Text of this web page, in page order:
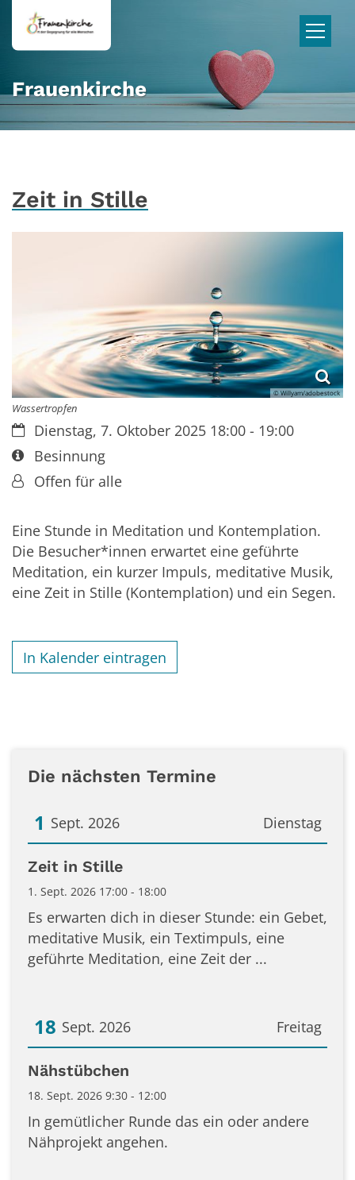
Zum Inhalt springen
Frauenkirche
Zeit in Stille
© Willyam/adobestock
Wassertropfen
Datum:Dienstag, 7. Oktober 2025 18:00 - 19:00
Art bzw. Nummer:
Besinnung
Von:Offen für alle
Eine Stunde in Meditation und Kontemplation.
Die Besucher*innen erwartet eine geführte
Meditation, ein kurzer Impuls, meditative Musik,
eine Zeit in Stille (Kontemplation) und ein Segen.
In Kalender eintragen
Die nächsten Termine
Dienstag
1 Sept. 2026
Datum: 1. September 2026
Zeit in Stille
1. Sept. 2026 17:00 - 18:00
Es erwarten dich in dieser Stunde: ein Gebet,
meditative Musik, ein Textimpuls, eine
geführte Meditation, eine Zeit der ...
Freitag
18 Sept. 2026
Datum: 18. September 2026
Nähstübchen
18. Sept. 2026 9:30 - 12:00
In gemütlicher Runde das ein oder andere
Nähprojekt angehen.